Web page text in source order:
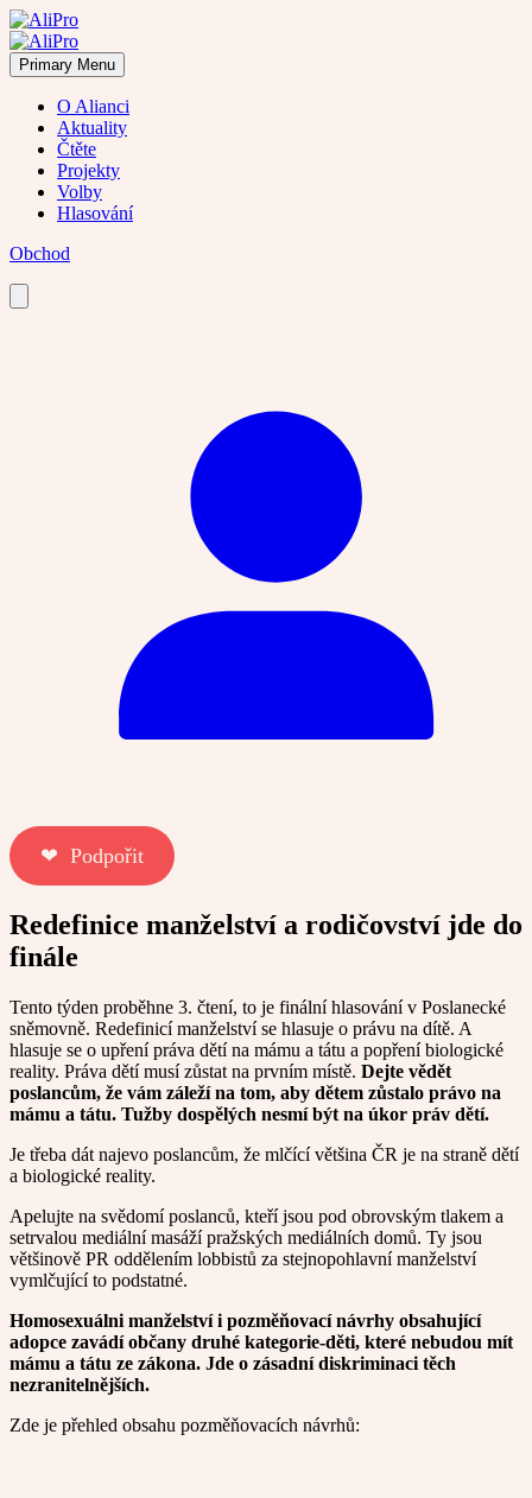
Skip
to
content
Primary Menu
O Alianci
Aktuality
Čtěte
Projekty
Volby
Hlasování
Obchod
❤︎ Podpořit
Redefinice manželství a rodičovství jde do
finále
Tento týden proběhne 3. čtení, to je finální hlasování v Poslanecké
sněmovně. Redefinicí manželství se hlasuje o právu na dítě. A
hlasuje se o upření práva dětí na mámu a tátu a popření biologické
reality. Práva dětí musí zůstat na prvním místě. Dejte vědět
poslancům, že vám záleží na tom, aby dětem zůstalo právo na
mámu a tátu. Tužby dospělých nesmí být na úkor práv dětí.
Je třeba dát najevo poslancům, že mlčící většina ČR je na straně dětí
a biologické reality.
Apelujte na svědomí poslanců, kteří jsou pod obrovským tlakem a
setrvalou mediální masáží pražských mediálních domů. Ty jsou
většinově PR oddělením lobbistů za stejnopohlavní manželství
vymlčující to podstatné.
Homosexuálni manželství i pozměňovací návrhy obsahující
adopce zavádí občany druhé kategorie-děti, které nebudou mít
mámu a tátu ze zákona. Jde o zásadní diskriminaci těch
nezranitelnějších.
Zde je přehled obsahu pozměňovacích návrhů: